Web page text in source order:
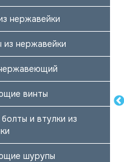
нержавейки
нержавейки
винты
и втулки из
шурупы